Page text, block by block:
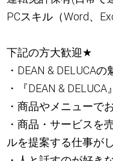
PCスキル（Word、
下記の方大歓迎★
・DEAN & DELUCA
・『DEAN &
・商品やメニューで
・商品・サービスを
ルを提案する仕事が